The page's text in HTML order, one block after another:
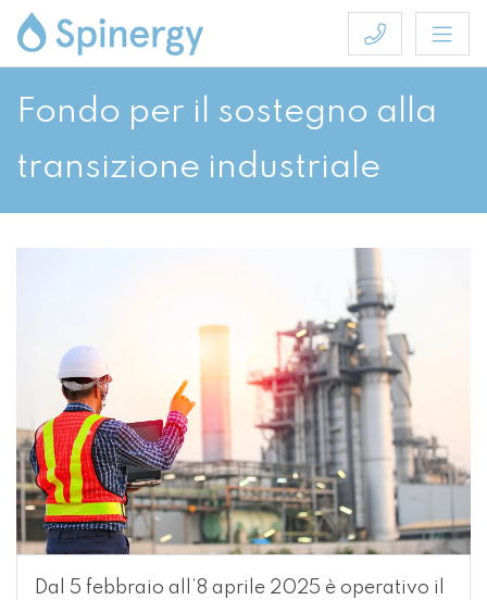
Fondo per il sostegno alla
transizione industriale
Dal 5 febbraio all’8 aprile 2025 è operativo il